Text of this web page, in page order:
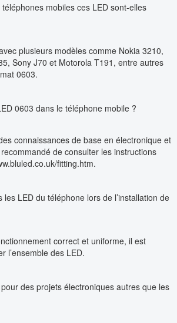
mobiles ces LED sont-elles
plusieurs modèles comme Nokia 3210,
Sony J70 et Motorola T191, entre autres
0603.
0603 dans le téléphone mobile ?
connaissances de base en électronique et
de consulter les instructions
fitting.htm.
LED du téléphone lors de l’installation de
correct et uniforme, il est
l’ensemble des LED.
des projets électroniques autres que les